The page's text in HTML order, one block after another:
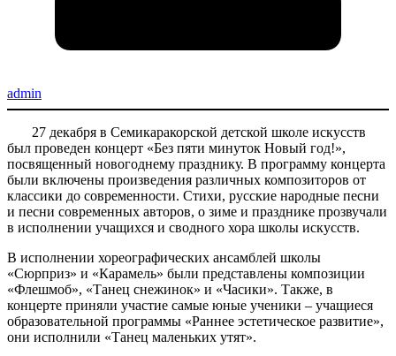
admin
27 декабря в Семикаракорской детской школе искусств
был проведен концерт «Без пяти минуток Новый год!»,
посвященный новогоднему празднику. В программу концерта
были включены произведения различных композиторов от
классики до современности. Стихи, русские народные песни
и песни современных авторов, о зиме и празднике прозвучали
в исполнении учащихся и сводного хора школы искусств.
В исполнении хореографических ансамблей школы
«Сюрприз» и «Карамель» были представлены композиции
«Флешмоб», «Танец снежинок» и «Часики». Также, в
концерте приняли участие самые юные ученики – учащиеся
образовательной программы «Раннее эстетическое развитие»,
они исполнили «Танец маленьких утят».